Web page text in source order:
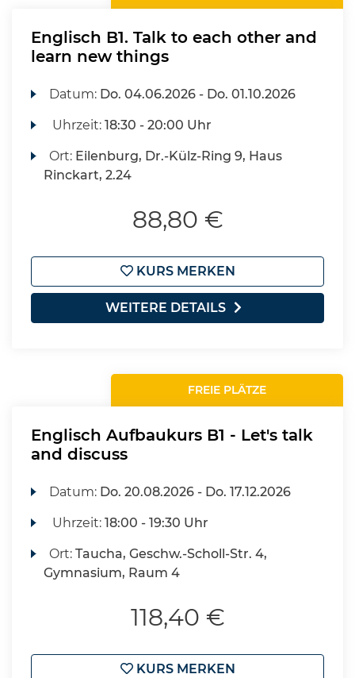
Englisch B1. Talk to each other and
learn new things
Datum: Do. 04.06.2026 - Do. 01.10.2026
Uhrzeit:18:30 - 20:00 Uhr
Ort: Eilenburg, Dr.-Külz-Ring 9, Haus
Rinckart, 2.24
88,80 €
KURS MERKEN
WEITERE DETAILS
FREIE PLÄTZE
Englisch Aufbaukurs B1 - Let's talk
and discuss
Datum: Do. 20.08.2026 - Do. 17.12.2026
Uhrzeit:18:00 - 19:30 Uhr
Ort:Taucha, Geschw.-Scholl-Str. 4,
Gymnasium, Raum 4
118,40 €
KURS MERKEN